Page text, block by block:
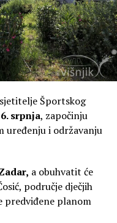
Športskog
srpnja, započinju
i održavanju
a obuhvatit će
područje dječjih
predviđene planom